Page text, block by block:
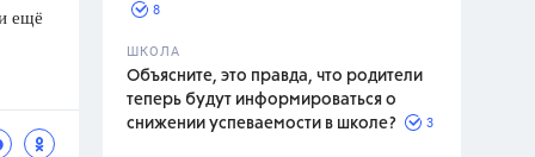
8
ШКОЛА
Объясните, это правда, что родители
теперь будут информироваться о
снижении успеваемости в школе?
3
ещё